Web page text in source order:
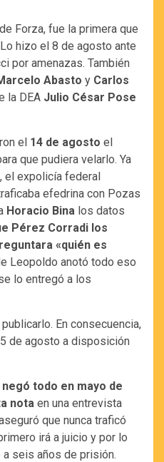
Forza, fue la primera que
hizo el 8 de agosto ante
por amenazas. También
Abasto y Carlos
la DEA Julio César Pose
el 14 de agosto el
que pudiera velarlo. Ya
el expolicía federal
efedrina con Pozas
Horacio Bina los datos
Pérez Corradi los
«quién es
Leopoldo anotó todo eso
lo entregó a los
En consecuencia,
de agosto a disposición
todo en mayo de
nota en una entrevista
que nunca traficó
irá a juicio y por lo
seis años de prisión.